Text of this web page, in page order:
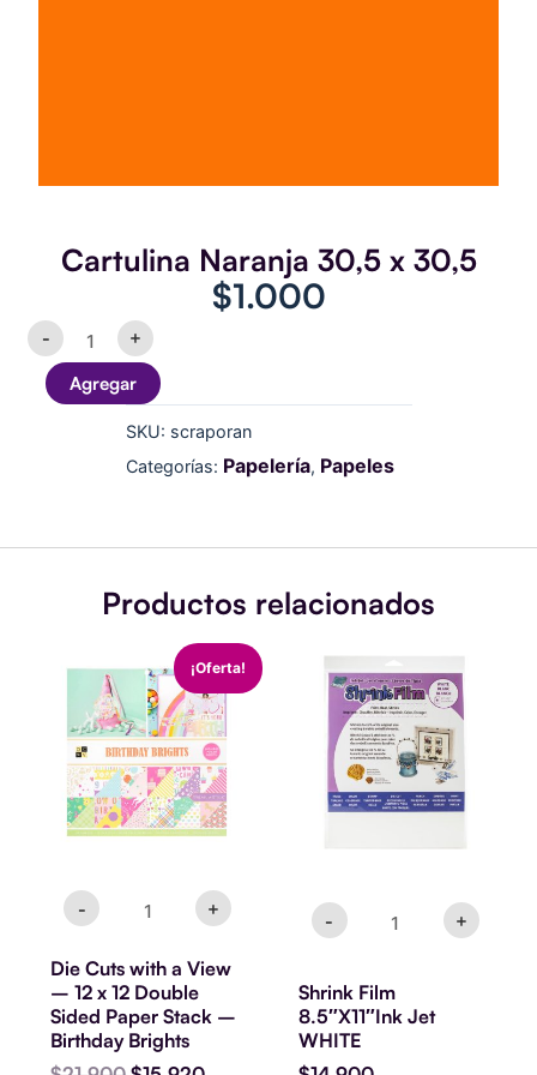
Cartulina Naranja 30,5 x 30,5
$1.000
-
Cartulina
Naranja
30,5
x
cantidad
+
Agregar
SKU: scraporan
Categorías: Papelería, Papeles
Productos relacionados
¡Oferta!
-
Cuts
with
a
View
-
12
x
12
Stack
Brights
cantidad
+
Die Cuts with a View
– 12 x 12 Double
Sided Paper Stack –
Birthday Brights
precio
original
era:
$21.900.
precio
actual
es:
$15.920.
-
Shrink
Film
8.5"X11"Ink
Jet
WHITE
cantidad
+
Shrink Film
8.5″X11″Ink Jet
WHITE